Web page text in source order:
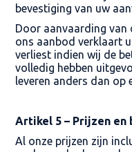
bevestiging van uw
Door aanvaarding van
ons aanbod verklaart
verliest indien wij de
volledig hebben
leveren anders dan op
Artikel 5 – Prijzen en
Al onze prijzen zijn